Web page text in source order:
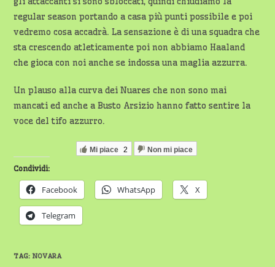
regular season portando a casa più punti possibile e poi
vedremo cosa accadrà. La sensazione è di una squadra che
sta crescendo atleticamente poi non abbiamo Haaland
che gioca con noi anche se indossa una maglia azzurra.
Un plauso alla curva dei Nuares che non sono mai
mancati ed anche a Busto Arsizio hanno fatto sentire la
voce del tifo azzurro.
Mi piace 2 Non mi piace
Condividi:
Facebook WhatsApp X
Telegram
TAG:NOVARA